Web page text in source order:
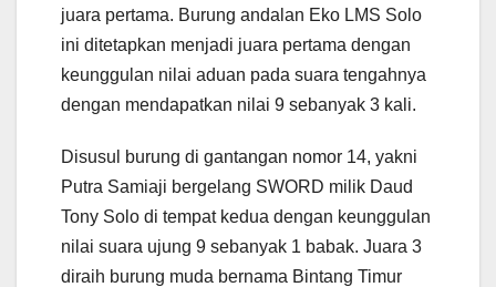
juara pertama. Burung andalan Eko LMS Solo
ini ditetapkan menjadi juara pertama dengan
keunggulan nilai aduan pada suara tengahnya
dengan mendapatkan nilai 9 sebanyak 3 kali.
Disusul burung di gantangan nomor 14, yakni
Putra Samiaji bergelang SWORD milik Daud
Tony Solo di tempat kedua dengan keunggulan
nilai suara ujung 9 sebanyak 1 babak. Juara 3
diraih burung muda bernama Bintang Timur